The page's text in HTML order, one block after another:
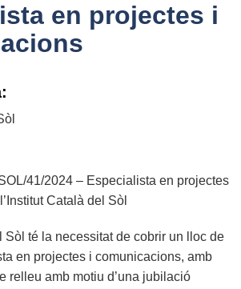
en projectes i
41/2024 – Especialista en projectes
Català del Sòl
Sòl té la necessitat de cobrir un lloc de
en projectes i comunicacions, amb
relleu amb motiu d’una jubilació